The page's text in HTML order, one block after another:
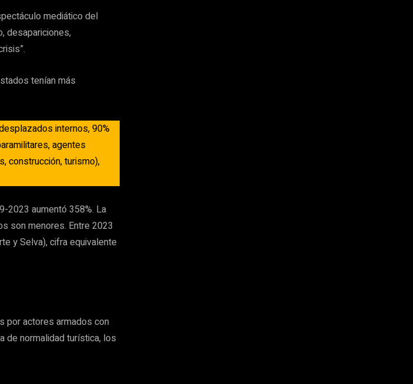
mediático del
desapariciones,
tenían más
internos, 90%
agentes
construcción, turismo),
2023 aumentó 358%. La
son menores. Entre 2023
y Selva), cifra equivalente
por actores armados con
de normalidad turística, los